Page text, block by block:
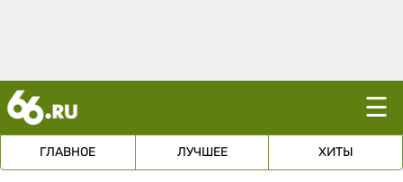
☰
ГЛАВНОЕ ЛУЧШЕЕ ХИТЫ